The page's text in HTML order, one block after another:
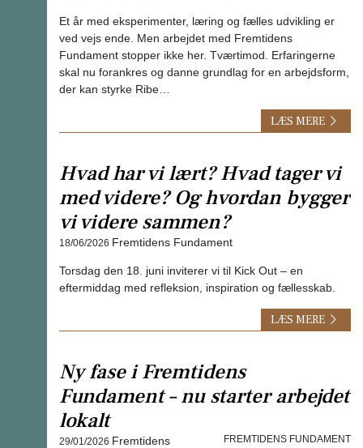
Et år med eksperimenter, læring og fælles udvikling er
ved vejs ende. Men arbejdet med Fremtidens
Fundament stopper ikke her. Tværtimod. Erfaringerne
skal nu forankres og danne grundlag for en arbejdsform,
der kan styrke Ribe…
LÆS MERE
Hvad har vi lært? Hvad tager vi
med videre? Og hvordan bygger
vi videre sammen?
18/06/2026 Fremtidens Fundament
Torsdag den 18. juni inviterer vi til Kick Out – en
eftermiddag med refleksion, inspiration og fællesskab.
LÆS MERE
Ny fase i Fremtidens
Fundament – nu starter arbejdet
lokalt
29/01/2026 FREMTIDENS FUNDAMENT
Fremtidens